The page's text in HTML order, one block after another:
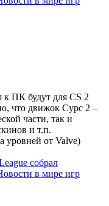
к ПК будут для CS 2
что движок Сурс 2 –
части, так и
и т.п.
уровней от Valve)
собрал
в мире игр